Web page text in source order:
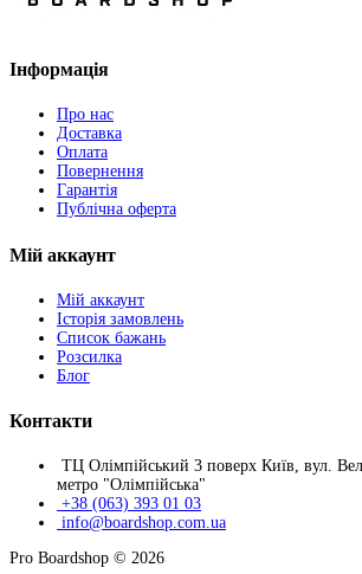
Інформація
Про нас
Доставка
Оплата
Повернення
Гарантія
Публічна оферта
Мій аккаунт
Мій аккаунт
Історія замовлень
Список бажань
Розсилка
Блог
Контакти
ТЦ Олімпійський 3 поверх Київ, вул.
метро "Олімпійська"
+38 (063) 393 01 03
info@boardshop.com.ua
Pro Boardshop © 2026